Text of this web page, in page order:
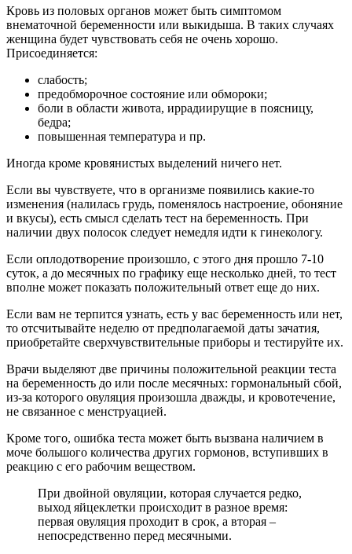
Кровь из половых органов может быть симптомом
внематочной беременности или выкидыша. В таких случаях
женщина будет чувствовать себя не очень хорошо.
Присоединяется:
слабость;
предобморочное состояние или обмороки;
боли в области живота, иррадиирущие в поясницу,
бедра;
повышенная температура и пр.
Иногда кроме кровянистых выделений ничего нет.
Если вы чувствуете, что в организме появились какие-то
изменения (налилась грудь, поменялось настроение, обоняние
и вкусы), есть смысл сделать тест на беременность. При
наличии двух полосок следует немедля идти к гинекологу.
Если оплодотворение произошло, с этого дня прошло 7-10
суток, а до месячных по графику еще несколько дней, то тест
вполне может показать положительный ответ еще до них.
Если вам не терпится узнать, есть у вас беременность или нет,
то отсчитывайте неделю от предполагаемой даты зачатия,
приобретайте сверхчувствительные приборы и тестируйте их.
Врачи выделяют две причины положительной реакции теста
на беременность до или после месячных: гормональный сбой,
из-за которого овуляция произошла дважды, и кровотечение,
не связанное с менструацией.
Кроме того, ошибка теста может быть вызвана наличием в
моче большого количества других гормонов, вступивших в
реакцию с его рабочим веществом.
При двойной овуляции, которая случается редко,
выход яйцеклетки происходит в разное время:
первая овуляция проходит в срок, а вторая –
непосредственно перед месячными.